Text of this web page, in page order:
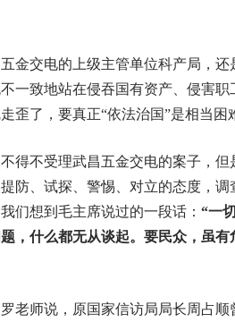
金交电的上级主管单位科产局，还
致地站在侵吞国有资产、侵害职
歪了，要真正“依法治国”是相当困
得不受理武昌五金交电的案子，但
防、试探、警惕、对立的态度，调
们想到毛主席说过的一段话： “一
，什么都无从谈起。要民众，虽有
老师说，原国家信访局局长周占顺